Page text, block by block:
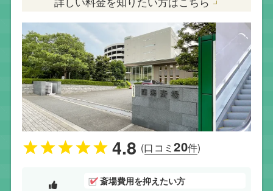
4.8 (口コミ20件)
斎場費用を抑えたい方